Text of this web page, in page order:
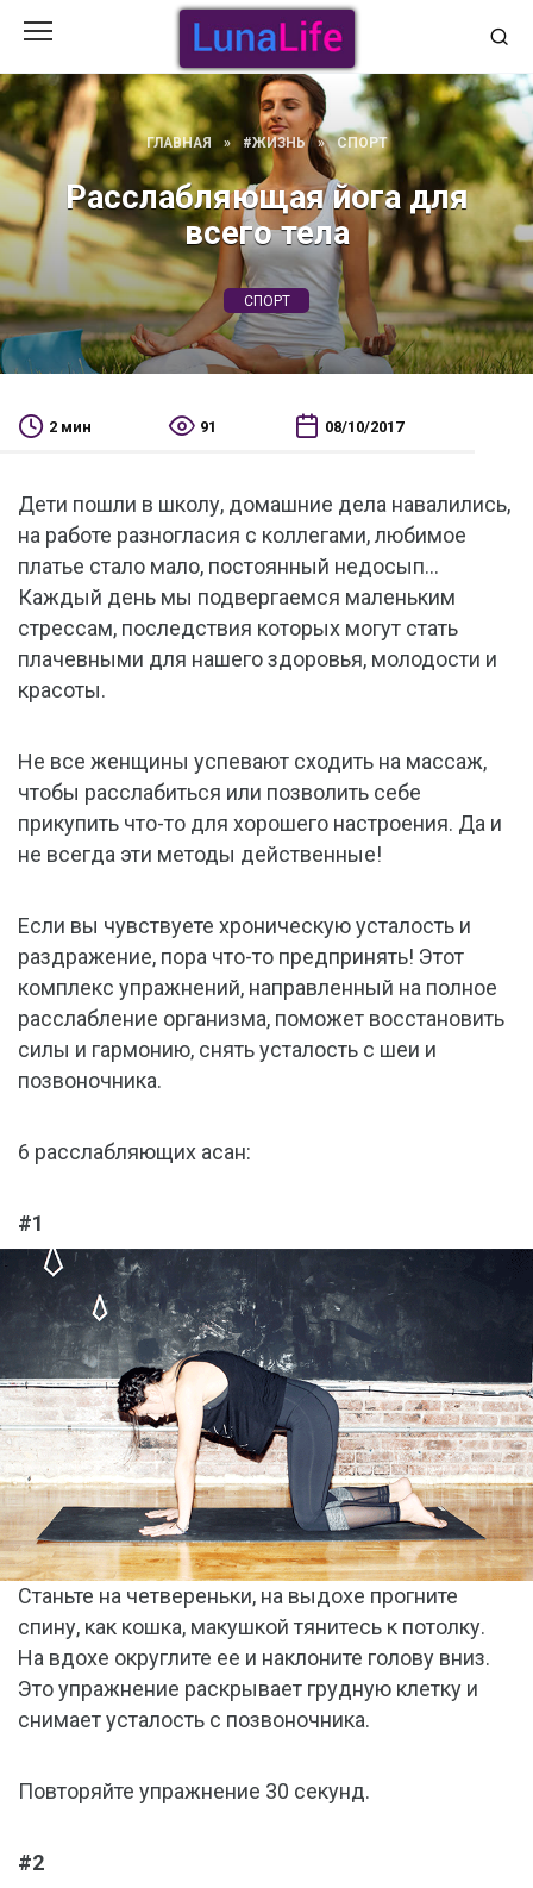
содержанию
ГЛАВНАЯ » #ЖИЗНЬ » СПОРТ
Расслабляющая йога для
всего тела
СПОРТ
2 мин 91 08/10/2017
Дети пошли в школу, домашние дела навалились,
на работе разногласия с коллегами, любимое
платье стало мало, постоянный недосып…
Каждый день мы подвергаемся маленьким
стрессам, последствия которых могут стать
плачевными для нашего здоровья, молодости и
красоты.
Не все женщины успевают сходить на массаж,
чтобы расслабиться или позволить себе
прикупить что-то для хорошего настроения. Да и
не всегда эти методы действенные!
Если вы чувствуете хроническую усталость и
раздражение, пора что-то предпринять! Этот
комплекс упражнений, направленный на полное
расслабление организма, поможет восстановить
силы и гармонию, снять усталость с шеи и
позвоночника.
6 расслабляющих асан:
#1
Станьте на четвереньки, на выдохе прогните
спину, как кошка, макушкой тянитесь к потолку.
На вдохе округлите ее и наклоните голову вниз.
Это упражнение раскрывает грудную клетку и
снимает усталость с позвоночника.
Повторяйте упражнение 30 секунд.
#2